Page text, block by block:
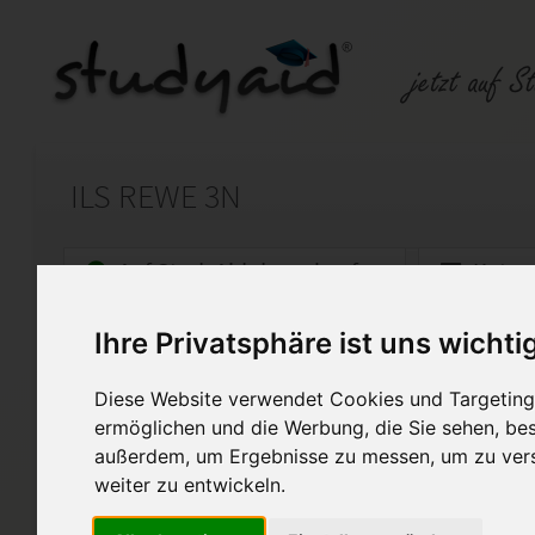
Ihre Privatsphäre ist uns
Diese Website verwendet Cookies und
ermöglichen und die Werbung, die Sie sehen,
außerdem, um Ergebnisse zu messen, um zu
weiter zu entwickeln.
ILS REWE 3N
Auf StudyAid.de verkaufen
Startseite Sonstiges
Wichtige allgemeine
REWE 3N-XX1-K03
Note 1